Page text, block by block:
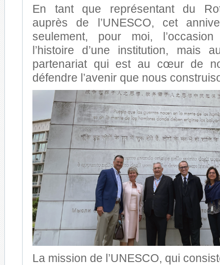
En tant que représentant du
auprès de l’UNESCO, cet
seulement, pour moi,
l’histoire d’une institution, mais
partenariat qui est au cœur de
défendre l’avenir que nous
La mission de l’UNESCO, qui